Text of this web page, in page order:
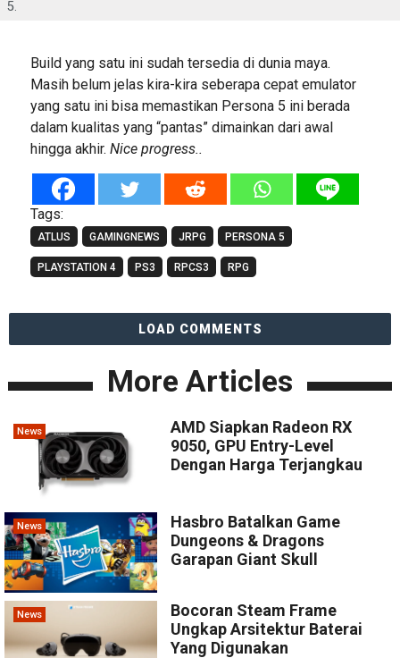
5.
Build yang satu ini sudah tersedia di dunia maya.
Masih belum jelas kira-kira seberapa cepat emulator
yang satu ini bisa memastikan Persona 5 ini berada
dalam kualitas yang “pantas” dimainkan dari awal
hingga akhir. Nice progress..
Tags:
ATLUS GAMINGNEWS JRPG PERSONA 5
PLAYSTATION 4 PS3 RPCS3 RPG
LOAD COMMENTS
More Articles
News
AMD Siapkan Radeon RX
9050, GPU Entry-Level
Dengan Harga Terjangkau
News
Hasbro Batalkan Game
Dungeons & Dragons
Garapan Giant Skull
News
Bocoran Steam Frame
Ungkap Arsitektur Baterai
Yang Digunakan